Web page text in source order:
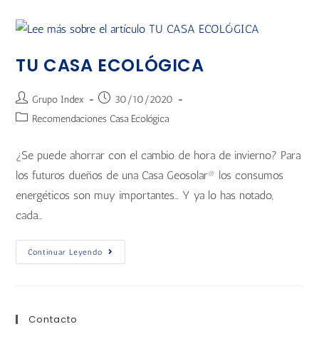
TU CASA ECOLÓGICA
Grupo Index
30/10/2020
Recomendaciones Casa Ecológica
¿Se puede ahorrar con el cambio de hora de invierno? Para
los futuros dueños de una Casa Geosolar® los consumos
energéticos son muy importantes… Y ya lo has notado,
cada…
Continuar Leyendo
Contacto